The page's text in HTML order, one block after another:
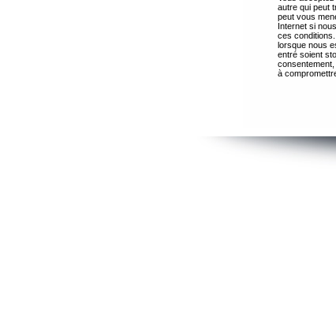
autre qui peut
peut vous
Internet si
ces
lorsque nous
entré soient
à